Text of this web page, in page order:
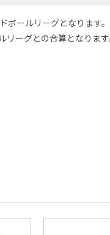
ールリーグとなります。
ーグとの合算となります